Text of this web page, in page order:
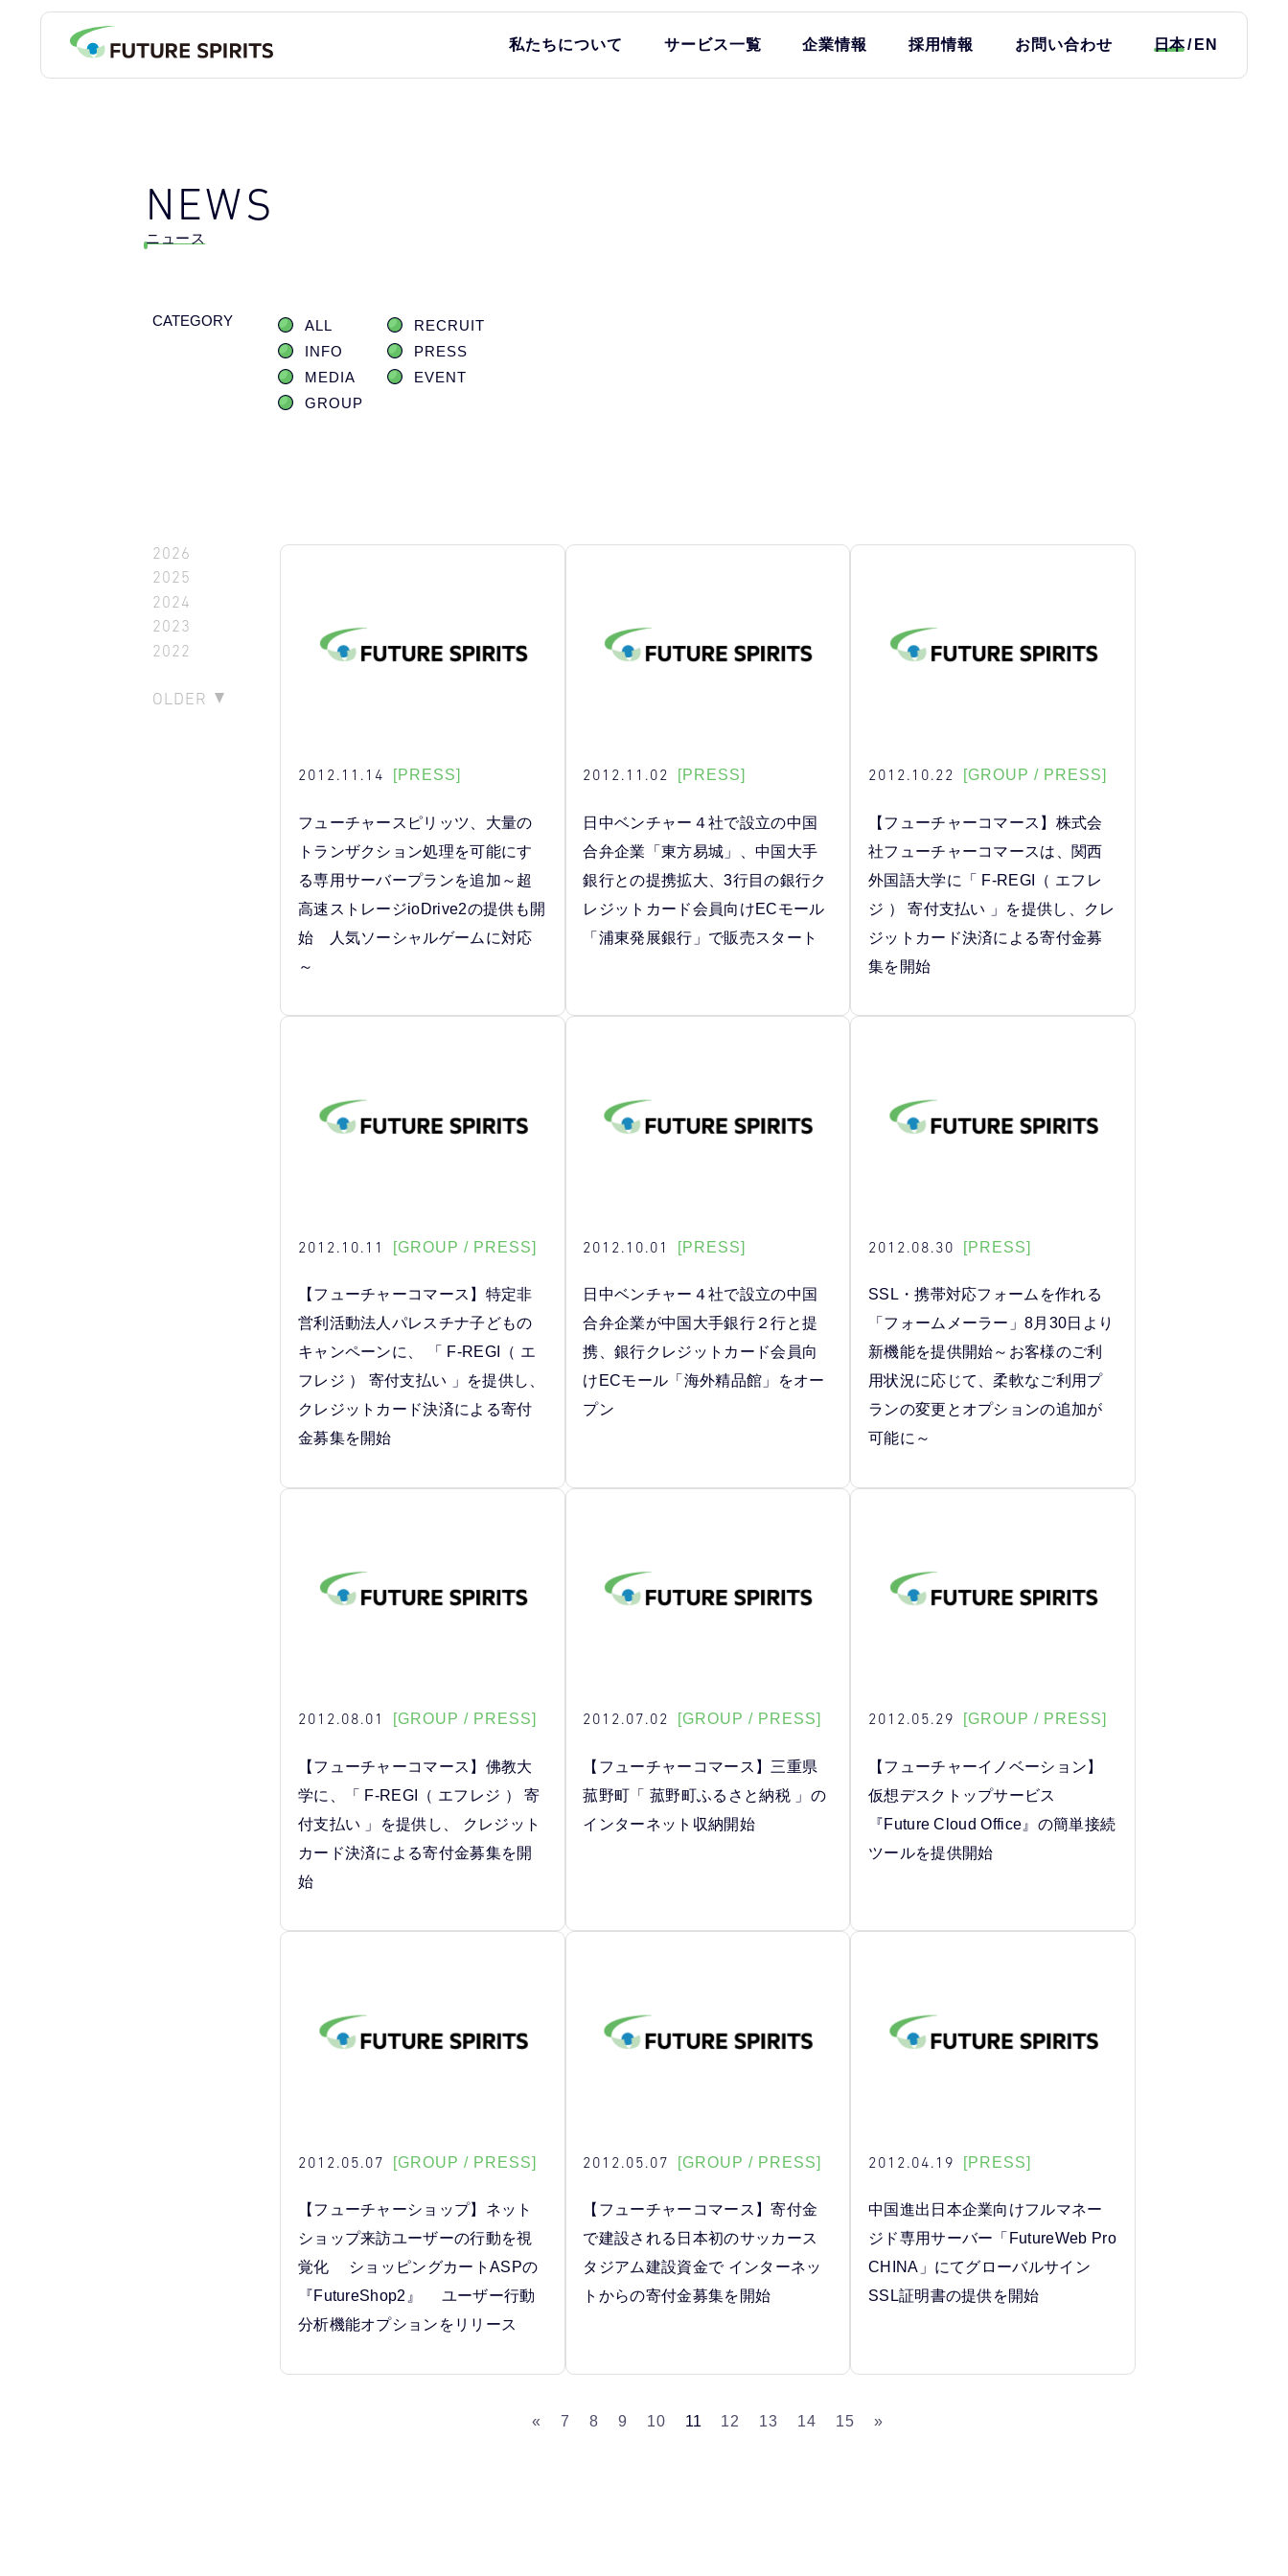
私たちについて サービス一覧 企業情報 採用情報 お問い合わせ 日本 EN
NEWS
ニュース
CATEGORY ALL
RECRUIT
INFO
PRESS
MEDIA
EVENT
GROUP
2026
2025
2024
2023
2022
OLDER
2012.11.14 [PRESS]
フューチャースピリッツ、大量の
トランザクション処理を可能にす
る専用サーバープランを追加～超
高速ストレージioDrive2の提供も開
始 人気ソーシャルゲームに対応
～
2012.11.02 [PRESS]
日中ベンチャー４社で設立の中国
合弁企業「東方易城」、中国大手
銀行との提携拡大、3行目の銀行ク
レジットカード会員向けECモール
「浦東発展銀行」で販売スタート
2012.10.22 [GROUP / PRESS]
【フューチャーコマース】株式会
社フューチャーコマースは、関西
外国語大学に「 F-REGI（ エフレ
ジ ） 寄付支払い 」を提供し、クレ
ジットカード決済による寄付金募
集を開始
2012.10.11 [GROUP / PRESS]
【フューチャーコマース】特定非
営利活動法人パレスチナ子どもの
キャンペーンに、 「 F-REGI（ エ
フレジ ） 寄付支払い 」を提供し、
クレジットカード決済による寄付
金募集を開始
2012.10.01 [PRESS]
日中ベンチャー４社で設立の中国
合弁企業が中国大手銀行２行と提
携、銀行クレジットカード会員向
けECモール「海外精品館」をオー
プン
2012.08.30 [PRESS]
SSL・携帯対応フォームを作れる
「フォームメーラー」8月30日より
新機能を提供開始～お客様のご利
用状況に応じて、柔軟なご利用プ
ランの変更とオプションの追加が
可能に～
2012.08.01 [GROUP / PRESS]
【フューチャーコマース】佛教大
学に、「 F-REGI（ エフレジ ） 寄
付支払い 」を提供し、 クレジット
カード決済による寄付金募集を開
始
2012.07.02 [GROUP / PRESS]
【フューチャーコマース】三重県
菰野町「 菰野町ふるさと納税 」の
インターネット収納開始
2012.05.29 [GROUP / PRESS]
【フューチャーイノベーション】
仮想デスクトップサービス
『Future Cloud Office』の簡単接続
ツールを提供開始
2012.05.07 [GROUP / PRESS]
【フューチャーショップ】ネット
ショップ来訪ユーザーの行動を視
覚化 ショッピングカートASPの
『FutureShop2』 ユーザー行動
分析機能オプションをリリース
2012.05.07 [GROUP / PRESS]
【フューチャーコマース】寄付金
で建設される日本初のサッカース
タジアム建設資金で インターネッ
トからの寄付金募集を開始
2012.04.19 [PRESS]
中国進出日本企業向けフルマネー
ジド専用サーバー「FutureWeb Pro
CHINA」にてグローバルサイン
SSL証明書の提供を開始
« 7 8 9 10 11 12 13 14 15 »